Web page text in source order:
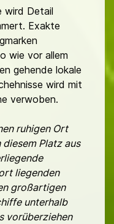
wird Detail
Exakte
wie vor allem
gehende lokale
wird mit
verwoben.
ruhigen Ort
Platz aus
liegenden
großartigen
unterhalb
vorüberziehen